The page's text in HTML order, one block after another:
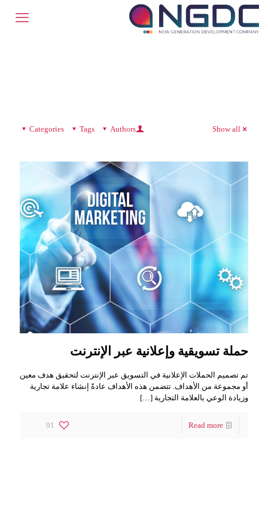
Categories Tags Authors Show all
حملة تسويقية وإعلانية عبر الإنترنت
تم تصميم الحملات الإعلانية في التسويق عبر الإنترنت لتحقيق هدف معين
أو مجموعة من الأهداف. تتضمن هذه الأهداف عادةً إنشاء علامة تجارية
وزيادة الوعي بالعلامة التجارية […]
91 Read more